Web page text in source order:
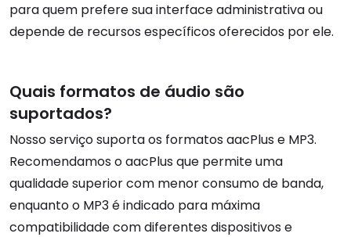
para quem prefere sua interface administrativa ou
depende de recursos específicos oferecidos por ele.
Quais formatos de áudio são
suportados?
Nosso serviço suporta os formatos aacPlus e MP3.
Recomendamos o aacPlus que permite uma
qualidade superior com menor consumo de banda,
enquanto o MP3 é indicado para máxima
compatibilidade com diferentes dispositivos e